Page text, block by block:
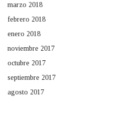
marzo 2018
febrero 2018
enero 2018
noviembre 2017
octubre 2017
septiembre 2017
agosto 2017